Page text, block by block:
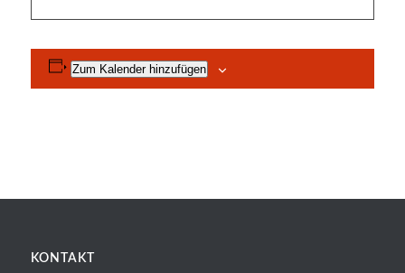
Zum Kalender hinzufügen
KONTAKT